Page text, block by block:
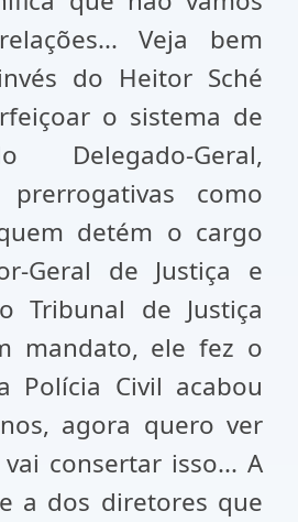
Veja bem
do Heitor Sché
o sistema de
Delegado-Geral,
prerrogativas como
detém o cargo
Geral de Justiça e
Tribunal de Justiça
mandato, ele fez o
Polícia Civil acabou
agora quero ver
consertar isso... A
a dos diretores que